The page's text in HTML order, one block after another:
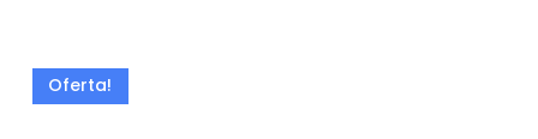
Oferta!